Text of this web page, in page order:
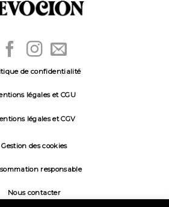
de confidentialité
légales et CGU
légales et CGV
Gestion des cookies
responsable
Nous contacter